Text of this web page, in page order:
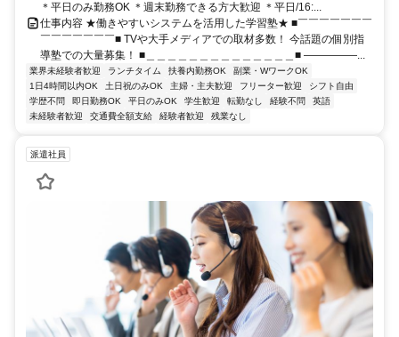
＊平日のみ勤務OK ＊週末勤務できる方大歓迎 ＊平日/16:...
仕事内容 ★働きやすいシステムを活用した学習塾★ ■￣￣￣￣￣￣￣
￣￣￣￣￣￣￣■ TVや大手メディアでの取材多数！ 今話題の個別指
導塾での大量募集！ ■＿＿＿＿＿＿＿＿＿＿＿＿＿＿■ ―――――...
業界未経験者歓迎 ランチタイム 扶養内勤務OK
副業・WワークOK
1日4時間以内OK
土日祝のみOK 主婦・主夫歓迎 フリーター歓迎
シフト自由
学歴不問
即日勤務OK 平日のみOK 学生歓迎 転勤なし 経験不問
英語
未経験者歓迎
交通費全額支給 経験者歓迎 残業なし
派遣社員